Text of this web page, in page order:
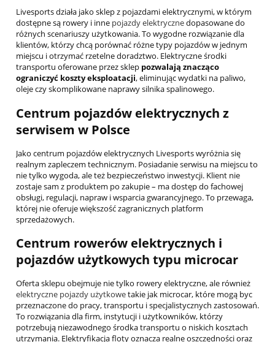
Livesports działa jako sklep z pojazdami elektrycznymi, w którym
dostępne są rowery i inne pojazdy elektrycznedopasowane do
różnych scenariuszy użytkowania. To wygodne rozwiązanie dla
klientów, którzy chcą porównać różne typy pojazdów w jednym
miejscu i otrzymać rzetelne doradztwo. Elektryczne środki
transportu oferowane przez sklep pozwalają znacząco
ograniczyć koszty eksploatacji, eliminując wydatki na paliwo,
oleje czy skomplikowane naprawy silnika spalinowego.
Centrum pojazdów elektrycznych z
serwisem w Polsce
Jako centrum pojazdów elektrycznych Livesports wyróżnia się
realnym zapleczem technicznym. Posiadanie serwisu na miejscu to
nie tylko wygoda, ale też bezpieczeństwo inwestycji. Klient nie
zostaje sam z produktem po zakupie – ma dostęp do fachowej
obsługi, regulacji, napraw i wsparcia gwarancyjnego. To przewaga,
której nie oferuje większość zagranicznych platform
sprzedażowych.
Centrum rowerów elektrycznych i
pojazdów użytkowych typu microcar
Oferta sklepu obejmuje nie tylko rowery elektryczne, ale również
elektryczne pojazdy użytkowetakie jak microcar, które mogą byc
przeznaczone do pracy, transportu i specjalistycznych zastosowań.
To rozwiązania dla firm, instytucji i użytkowników, którzy
potrzebują niezawodnego środka transportu o niskich kosztach
utrzymania. Elektryfikacja floty oznacza realne oszczędności oraz